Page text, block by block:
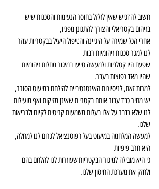
חשוב להדגיש שאין לזלזל בחוסר הנעימות והסכנות שיש
בזיהום בקטריאלי והצורך להתגונן מפניו,
אחרי הכל שמירה על היגיינה והטיפול היעיל בבקטריות עוזר
לנו למגר סכנות זיהומיות רבות
שפעם היו קטלניות ולמעשה סייעו במיגור מחלות זיהומיות
שהיו מאד נפוצות בעבר.
למרות זאת, לניסיונות האינטנסיביים להילחם במיעוט הסורר,
יש מחיר כבד עבור אותם בקטריות שאינן מזיקות ואף מועילות
לנו שלא נדבר על אלו בעלות משמעות קריטית לקיום ולבריאות
שלנו.
למעשה המלחמה במיעוט בעל הפוטנציאל לגרום לנו למחלה,
היא חרב פיפיות
כי היא מובילה למיגור הבקטריות שעוזרות לנו להלחם בהם
ולחזק את מערכת החיסון שלנו.